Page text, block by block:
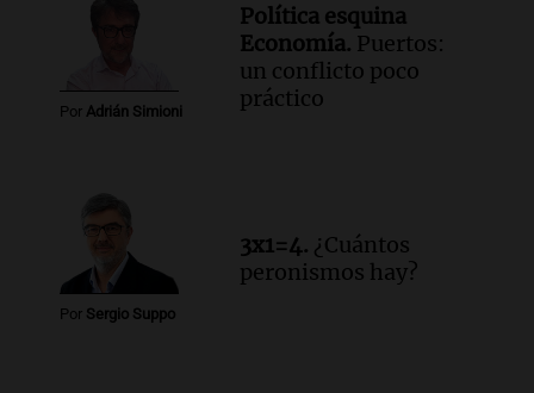
Por Adrián Simioni
Política esquina
Economía. Puertos:
un conflicto poco
práctico
Por Sergio Suppo
3x1=4. ¿Cuántos
peronismos hay?